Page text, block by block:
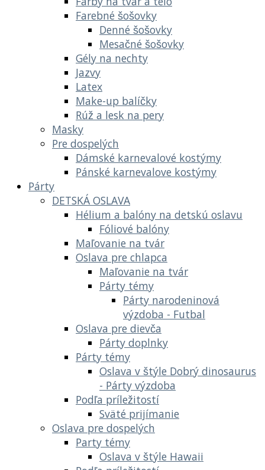
Farebné šošovky
Denné šošovky
Mesačné šošovky
Gély na nechty
Jazvy
Latex
Make-up balíčky
Rúž a lesk na pery
Masky
Pre dospelých
Dámské karnevalové kostýmy
Pánské karnevalove kostýmy
Párty
DETSKÁ OSLAVA
Hélium a balóny na detskú oslavu
Fóliové balóny
Maľovanie na tvár
Oslava pre chlapca
Maľovanie na tvár
Párty témy
Párty narodeninová
výzdoba - Futbal
Oslava pre dievča
Párty doplnky
Párty témy
Oslava v štýle Dobrý dinosaurus
- Párty výzdoba
Podľa príležitostí
Sväté prijímanie
Oslava pre dospelých
Party témy
Oslava v štýle Hawaii